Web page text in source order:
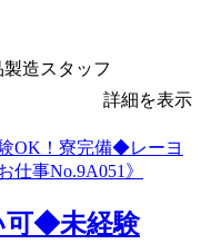
造スタッフ
詳細を表示
可◆未経験